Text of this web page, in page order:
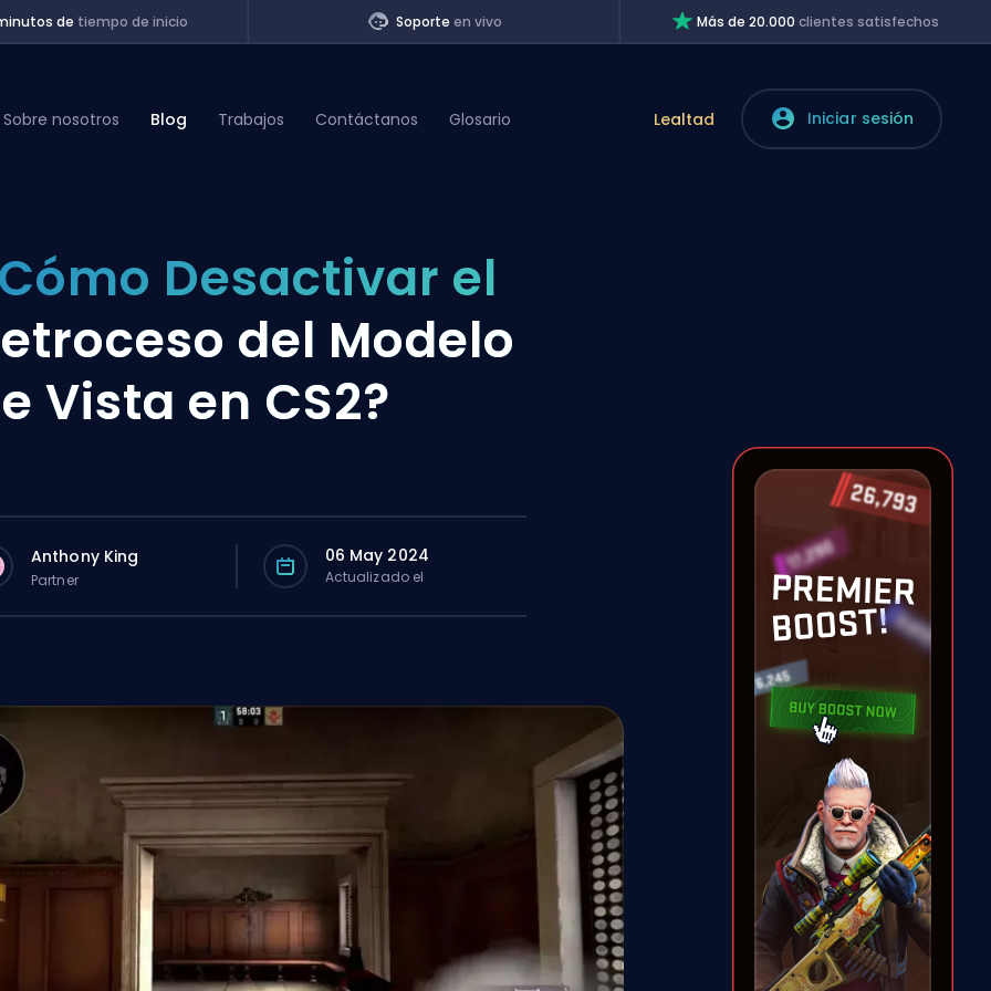
de tiempo de inicio Soporteen vivo Más de 20.000clientes satisfechos
Sobre nosotros Blog Trabajos Contáctanos Glosario Lealtad Iniciar sesión
Desactivar el
del Modelo
Vista en CS2?
Anthony King
Partner
06 May 2024
Actualizado el